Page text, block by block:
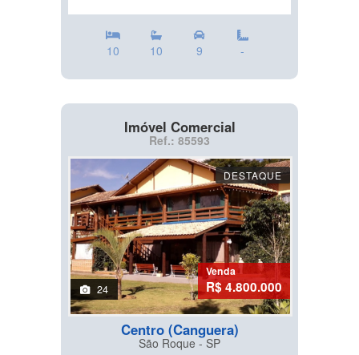
10 10 9 -
Imóvel Comercial
Ref.: 85593
DESTAQUE
24
Venda
R$ 4.800.000
Centro (Canguera)
São Roque - SP